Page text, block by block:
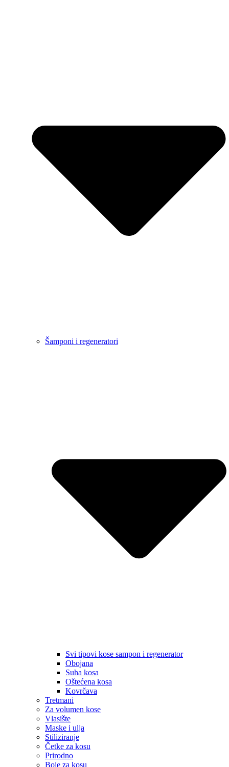
Šamponi i regeneratori
Svi tipovi kose sampon i regenerator
Obojana
Suha kosa
Oštećena kosa
Kovrčava
Tretmani
Za volumen kose
Vlasište
Maske i ulja
Stiliziranje
Četke za kosu
Prirodno
Boje za kosu